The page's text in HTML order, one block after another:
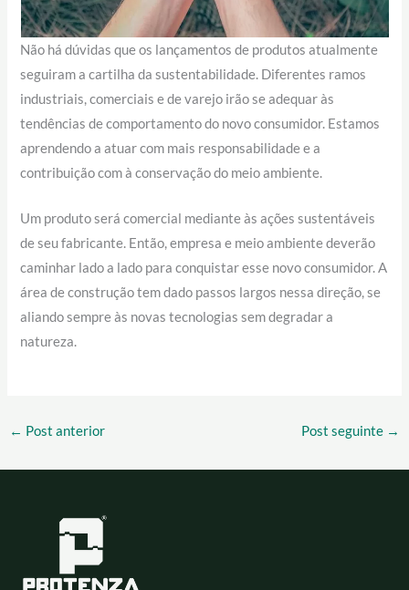
Não há dúvidas que os lançamentos de produtos atualmente
seguiram a cartilha da sustentabilidade. Diferentes ramos
industriais, comerciais e de varejo irão se adequar às
tendências de comportamento do novo consumidor. Estamos
aprendendo a atuar com mais responsabilidade e a
contribuição com à conservação do meio ambiente.
Um produto será comercial mediante às ações sustentáveis
de seu fabricante. Então, empresa e meio ambiente deverão
caminhar lado a lado para conquistar esse novo consumidor. A
área de construção tem dado passos largos nessa direção, se
aliando sempre às novas tecnologias sem degradar a
natureza.
← Post anterior Post seguinte →